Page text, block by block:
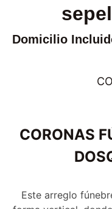
Domicilio
CORONAS
Este arreglo